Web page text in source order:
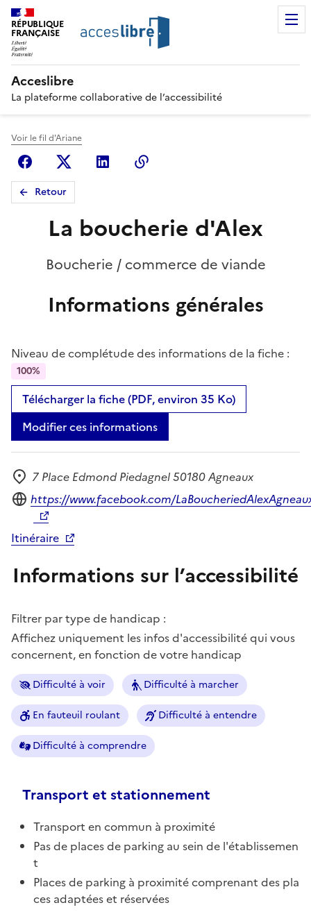
RÉPUBLIQUE
FRANÇAISE
Acceslibre
La plateforme collaborative de l’accessibilité
Voir le fil d'Ariane
FacebookX (anciennement Twitter)
Linkedin
Retour
La boucherie d'Alex
Boucherie / commerce de viande
Informations générales
Niveau de complétude des informations de la fiche :
100%
Télécharger la fiche (PDF, environ 35 Ko)
Modifier ces informations
Adresse
7 Place Edmond Piedagnel 50180 Agneaux
Site internet
https://www.facebook.com/
Itinéraire
Informations sur l’accessibilité
Filtrer par type de handicap :
Affichez uniquement les infos d'accessibilité qui vous
concernent, en fonction de votre handicap
Difficulté à voir Difficulté à marcher
En fauteuil roulant Difficulté à entendre
Difficulté à comprendre
Transport et stationnement
Transport en commun à proximité
Pas de places de parking au sein de l'établissemen
t
Places de parking à proximité comprenant des pla
ces adaptées et réservées